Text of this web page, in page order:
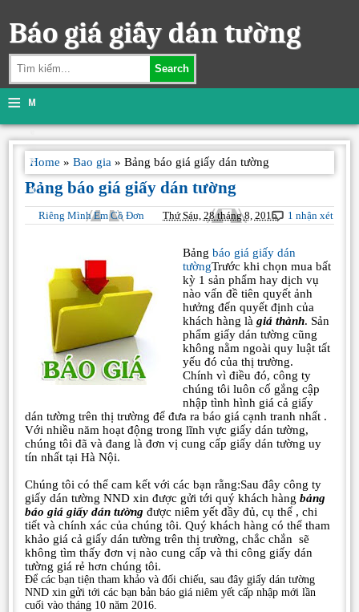
Báo giá giấy dán tường
Search
≡ M
e
n
u
Home »Bao gia »Bảng báo giá giấy dán tường
Bảng báo giá giấy dán tường
Riêng Mình Em Cô Đơn 1 nhận xét
Thứ Sáu, 28 tháng 8, 2015
Bảngbáo giá giấy dán
tườngTrước khi chọn mua bất
kỳ 1 sản phẩm hay dịch vụ
nào vấn đề tiên quyết ảnh
hưởng đến quyết định của
khách hàng làgiá thành. Sản
phẩm giấy dán tường cũng
không nằm ngoài quy luật tất
yếu đó của thị trường.
Chính vì điều đó, công ty
chúng tôi luôn cố gắng cập
nhập tình hình giá cả giấy
dán tường trên thị trường để đưa ra báo giá cạnh tranh nhất .
Với nhiều năm hoạt động trong lĩnh vực giấy dán tường,
chúng tôi đã và đang là đơn vị cung cấp giấy dán tường uy
tín nhất tại Hà Nội.
Chúng tôi có thể cam kết với các bạn rằng:Sau đây công ty
giấy dán tường NND xin được gửi tới quý khách hàngbảng
báo giágiấy dán tường được niêm yết đầy đủ, cụ thể , chi
tiết và chính xác của chúng tôi. Quý khách hàng có thể tham
khảo giá cả giấy dán tường trên thị trường, chắc chắn sẽ
không tìm thấy đơn vị nào cung cấp và thi công giấy dán
tường giá rẻ hơn chúng tôi.
Để các bạn tiện tham khảo và đối chiếu, sau đây giấy dán tường
NND xin gửi tới các bạn bản báo giá niêm yết cấp nhập mới lần
cuối vào tháng 10 năm 2016.